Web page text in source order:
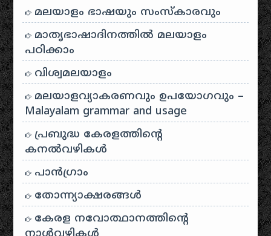
മലയാളം ഭാഷയും സംസ്കാരവും
മാതൃഭാഷാദിനത്തിൽ മലയാളം
പഠിക്കാം
വിശ്വമലയാളം
മലയാളവ്യാകരണവും ഉപയോഗവും –
Malayalam grammar and usage
പ്രബുദ്ധ കേരളത്തിന്റെ
കനൽവഴികൾ
പാന്‍ഗ്രാം
തോന്ന്യാക്ഷരങ്ങള്‍
കേരള നവോത്ഥാനത്തിന്റെ